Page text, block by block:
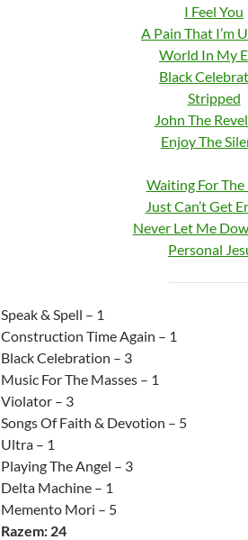
I Feel You
A Pain That I’m
World In My
Black
Stripped
John The
Enjoy The
Waiting For
Just Can’t Get
Never Let Me
Personal
Speak & Spell – 1
Construction Time Again – 1
Black Celebration – 3
Music For The Masses – 1
Violator – 3
Songs Of Faith & Devotion – 5
Ultra – 1
Playing The Angel – 3
Delta Machine – 1
Memento Mori – 5
Razem: 24